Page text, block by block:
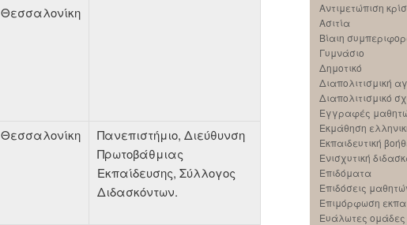
Θεσσαλονίκη
Θεσσαλονίκη
Πανεπιστήμιο, Διεύθυνση
Πρωτοβάθμιας
Εκπαίδευσης, Σύλλογος
Διδασκόντων.
Αντιμετώπιση
Ασιτία
Βίαιη
Γυμνάσιο
Δημοτικό
Διαπολιτισμική
Διαπολιτισμικό
Εγγραφές
Εκμάθηση
Εκπαιδευτική
Ενισχυτική
Επιδόματα
Επιδόσεις
Επιμόρφωση
Ευάλωτες ομάδες